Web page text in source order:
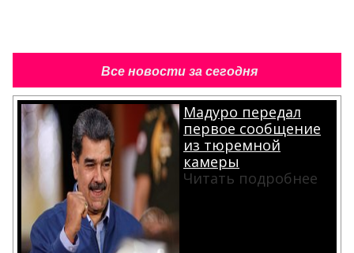
Все новости за сегодня
Мадуро передал
первое сообщение
из тюремной
камеры
Читать подробнее